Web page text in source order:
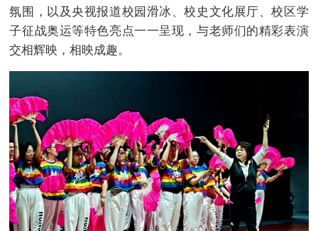
氛围，以及央视报道校园滑冰、校史文化展厅、校区学
子征战奥运等特色亮点一一呈现，与老师们的精彩表演
交相辉映，相映成趣。